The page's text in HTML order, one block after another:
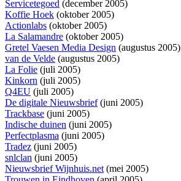
Servicetegoed (december 2005)
Koffie Hoek (oktober 2005)
Actionlabs (oktober 2005)
La Salamandre (oktober 2005)
Gretel Vaesen Media Design (augustus 2005)
van de Velde (augustus 2005)
La Folie (juli 2005)
Kinkorn (juli 2005)
Q4EU (juli 2005)
De digitale Nieuwsbrief(juni 2005)
Trackbase (juni 2005)
Indische duinen (juni 2005)
Perfectplasma (juni 2005)
Tradez (juni 2005)
snlclan (juni 2005)
Nieuwsbrief Wijnhuis.net(mei 2005)